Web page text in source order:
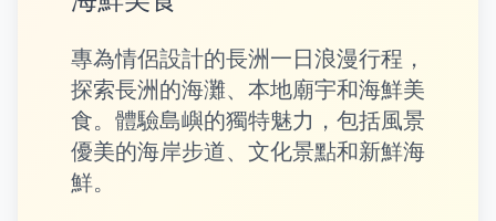
專為情侶設計的長洲一日浪漫行程，
探索長洲的海灘、本地廟宇和海鮮美
食。體驗島嶼的獨特魅力，包括風景
優美的海岸步道、文化景點和新鮮海
鮮。